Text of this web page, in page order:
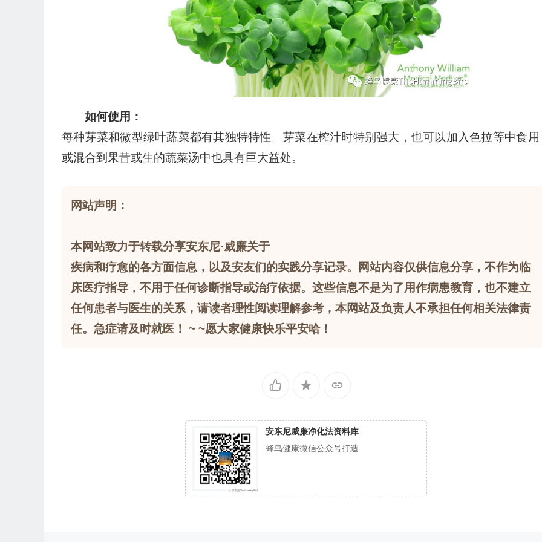
如何使用：
每种芽菜和微型绿叶蔬菜都有其独特特性。芽菜在榨汁时特别强大，也可以加入色拉等中食用
或混合到果昔或生的蔬菜汤中也具有巨大益处。
网站声明：
本网站致力于转载分享安东尼·威廉关于
疾病和疗愈的各方面信息，以及安友们的实践分享记录。网站内容仅供信息分享，不作为临
床医疗指导，不用于任何诊断指导或治疗依据。这些信息不是为了用作病患教育，也不建立
任何患者与医生的关系，请读者理性阅读理解参考，本网站及负责人不承担任何相关法律责
任。急症请及时就医！ ~ ~愿大家健康快乐平安哈！
安东尼威廉净化法资料库
蜂鸟健康微信公众号打造